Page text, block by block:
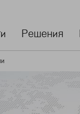
Решения